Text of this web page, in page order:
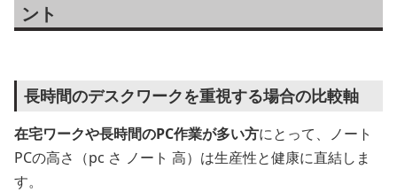
ント
長時間のデスクワークを重視する場合の比較軸
在宅ワークや長時間のPC作業が多い方にとって、ノート
PCの高さ（pc さ ノート 高）は生産性と健康に直結しま
す。